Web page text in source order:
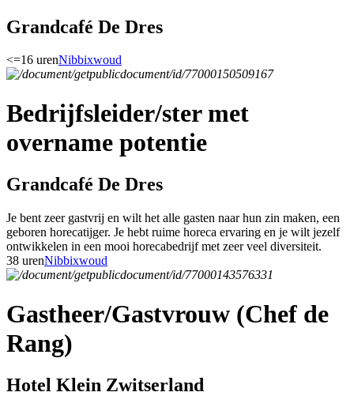
Grandcafé De Dres
<=16 urenNibbixwoud
Bedrijfsleider/ster met
overname potentie
Grandcafé De Dres
Je bent zeer gastvrij en wilt het alle gasten naar hun zin maken, een
geboren horecatijger. Je hebt ruime horeca ervaring en je wilt jezelf
ontwikkelen in een mooi horecabedrijf met zeer veel diversiteit.
38 urenNibbixwoud
Gastheer/Gastvrouw (Chef de
Rang)
Hotel Klein Zwitserland